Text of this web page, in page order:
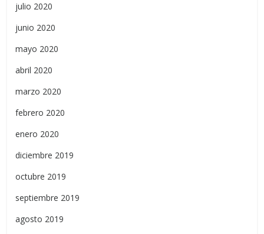
julio 2020
junio 2020
mayo 2020
abril 2020
marzo 2020
febrero 2020
enero 2020
diciembre 2019
octubre 2019
septiembre 2019
agosto 2019